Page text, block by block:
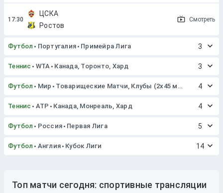
ЦСКА
Ростов
Смотреть
Футбол Португалия Примейра Лига 3
Теннис WTA Канада, Торонто, Хард 3
Футбол Мир Товарищеские Матчи, Клубы (2x45 мин. или 2x40 мин.) 4
Теннис ATP Канада, Монреаль, Хард 4
Футбол Россия Первая Лига 5
Футбол Англия Кубок Лиги 14
Топ матчи сегодня: спортивные трансляции